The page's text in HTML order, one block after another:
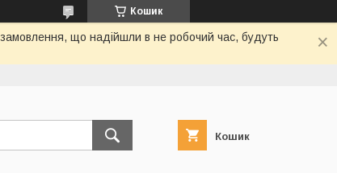
Кошик
що надійшли в не робочий час, будуть
Кошик